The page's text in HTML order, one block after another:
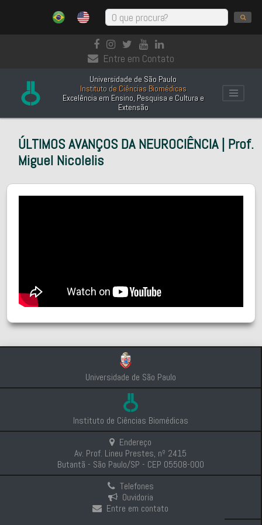
Entre em Contato
Universidade de São Paulo
Instituto de Ciências Biomédicas
Excelência em Ensino, Pesquisa e Cultura e
Extensão
ÚLTIMOS AVANÇOS DA NEUROCIÊNCIA | Prof.
Miguel Nicolelis
Universidade de São Paulo
Instituto de Ciências Biomédicas
Endereço
Av. Prof. Lineu Prestes, nº 2415
Butantã - São Paulo/SP - CEP 05508-000
Telefones
Ouvidoria
Entre em contato